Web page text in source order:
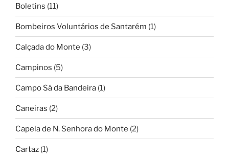
Boletins (11)
Bombeiros Voluntários de Santarém (1)
Calçada do Monte (3)
Campinos (5)
Campo Sá da Bandeira (1)
Caneiras (2)
Capela de N. Senhora do Monte (2)
Cartaz (1)